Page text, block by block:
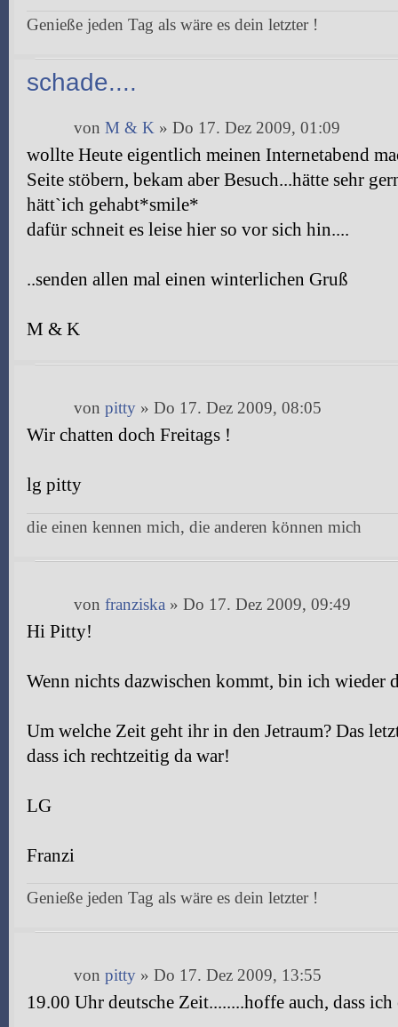
Genieße jeden Tag als wäre es dein letzter !
schade....
von M & K » Do 17. Dez 2009, 01:09
wollte Heute eigentlich meinen Internetabend
Seite stöbern, bekam aber Besuch...hätte sehr
hätt`ich gehabt*smile*
dafür schneit es leise hier so vor sich hin....
..senden allen mal einen winterlichen Gruß
M & K
von pitty » Do 17. Dez 2009, 08:05
Wir chatten doch Freitags !
lg pitty
die einen kennen mich, die anderen können mich
von franziska » Do 17. Dez 2009, 09:49
Hi Pitty!
Wenn nichts dazwischen kommt, bin ich wieder
Um welche Zeit geht ihr in den Jetraum? Das
dass ich rechtzeitig da war!
LG
Franzi
Genieße jeden Tag als wäre es dein letzter !
von pitty » Do 17. Dez 2009, 13:55
19.00 Uhr deutsche Zeit........hoffe auch, dass ich